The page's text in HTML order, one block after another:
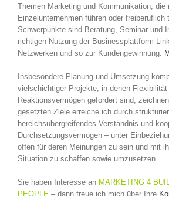
Themen Marketing und Kommunikation, die
Einzelunternehmen führen oder freiberuflich
Schwerpunkte sind Beratung, Seminar und
richtigen Nutzung der Businessplattform
Netzwerken und so zur Kundengewinnung.
Insbesondere Planung und Umsetzung
vielschichtiger Projekte, in denen
Reaktionsvermögen gefordert sind,
gesetzten Ziele erreiche ich durch
bereichsübergreifendes Verständnis und
Durchsetzungsvermögen – unter
offen für deren Meinungen zu sein und mit
Situation zu schaffen sowie umzusetzen.
Sie haben Interesse an MARKETING 4
PEOPLE – dann freue ich mich über Ihre